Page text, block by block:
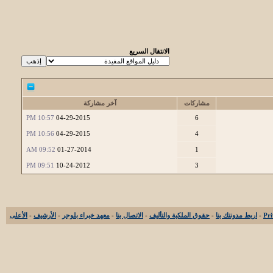
الانتقال السريع
مشاركات
آخر مشاركة
6
04-29-2015
10:57 PM
4
04-29-2015
10:56 PM
1
01-27-2014
09:52 AM
3
10-24-2012
09:51 PM
- اربط مدونتك بنا - حقوق الملكية والتأليف - الاتصال بنا - معهد خبراء بلوجر - الأرشيف - الأعلى